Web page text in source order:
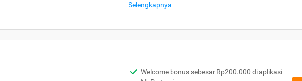
Selengkapnya
Welcome bonus sebesar Rp200.000 di aplikasi